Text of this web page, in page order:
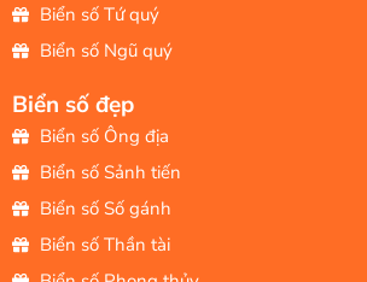
Biển số Tứ quý
Biển số Ngũ quý
Biển số đẹp
Biển số Ông địa
Biển số Sảnh tiến
Biển số Số gánh
Biển số Thần tài